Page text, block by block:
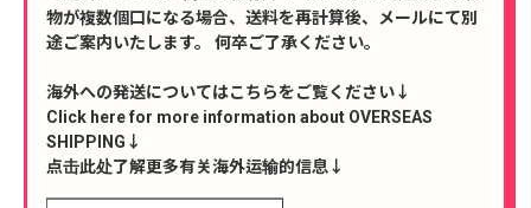
物が複数個口になる場合、送料を再計算後、メールにて別
途ご案内いたします。 何卒ご了承ください。
海外への発送についてはこちらをご覧ください↓
Click here for more information about OVERSEAS
SHIPPING↓
点击此处了解更多有关海外运输的信息↓